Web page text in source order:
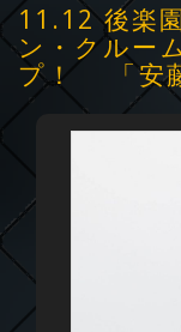
11.12 後楽
ン・クルー
プ！ 「安